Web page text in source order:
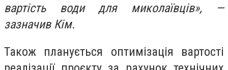
вартість води для миколаївців», —
зазначив Кім.
Також планується оптимізація вартості